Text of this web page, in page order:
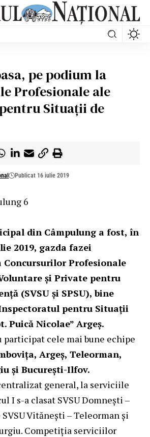
pe podium la
Profesionale ale
Situaţii de
Publicat 16 iulie 2019
din Câmpulung a fost, în
2019, gazda fazei
Concursurilor Profesionale
și Private pentru
(SVSU și SPSU), bine
pentru Situații
Puică Nicolae” Argeș.
participat cele mai bune echipe
Argeș, Teleorman,
și București-Ilfov.
general, la serviciile
I s-a clasat SVSU Domnești –
Vitănești – Teleorman și
Competiția serviciilor